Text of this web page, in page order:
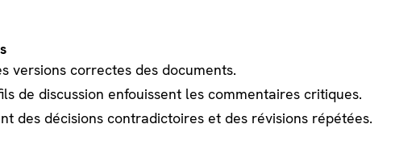
versions correctes des documents.
de discussion enfouissent les commentaires critiques.
des décisions contradictoires et des révisions répétées.